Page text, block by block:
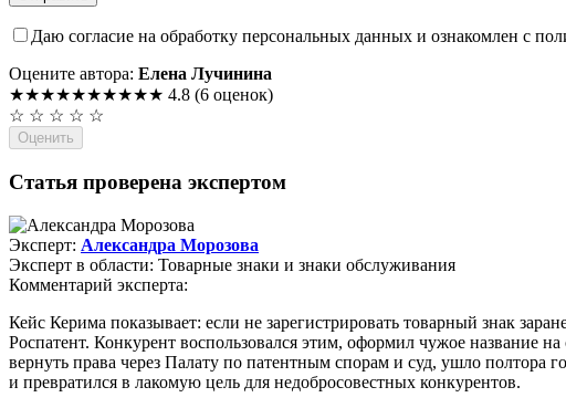
Даю согласие на обработку персональных данных и ознакомлен с
Оцените автора: Елена Лучинина
★★★★★★★★★★ 4.8 (6 оценок)
☆ ☆ ☆ ☆ ☆
Оценить
Статья проверена экспертом
Эксперт: Александра Морозова
Эксперт в области: Товарные знаки и знаки обслуживания
Комментарий эксперта:
Кейс Керима показывает: если не зарегистрировать товарный знак
Роспатент. Конкурент воспользовался этим, оформил чужое название
вернуть права через Палату по патентным спорам и суд, ушло полтора
и превратился в лакомую цель для недобросовестных конкурентов.